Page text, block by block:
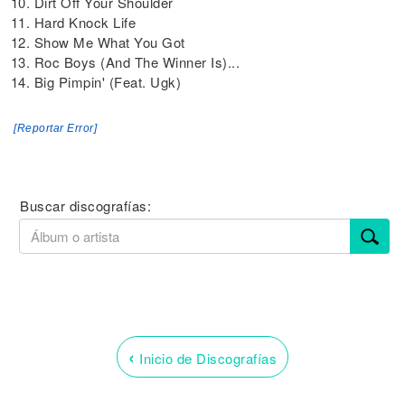
11. Hard Knock Life
12. Show Me What You Got
13. Roc Boys (And The Winner Is)...
14. Big Pimpin' (Feat. Ugk)
[Reportar Error]
Buscar discografías:
‹ Inicio de Discografías